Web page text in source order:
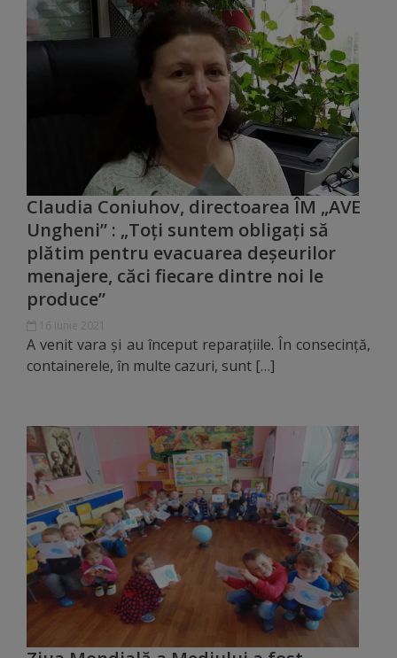
Primărie
Viceprimari
Organigrama
Aparatul
primăriei
Regulamentul
funcționare
și
calitate
Consiliul
Municipal
Secretar
Consilieri
Claudia Coniuhov, directoarea ÎM „AVE
Ungheni” : „Toți suntem obligați să
plătim pentru evacuarea deșeurilor
menajere, căci fiecare dintre noi le
produce”
A venit vara și au început reparațiile. În consecință,
containerele, în multe cazuri, sunt […]